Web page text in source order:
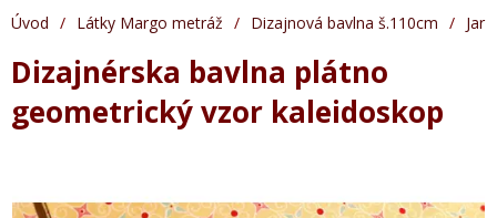
Úvod / Látky Margo metráž / Dizajnová bavlna š.110cm / Jar
Dizajnérska bavlna plátno
geometrický vzor kaleidoskop